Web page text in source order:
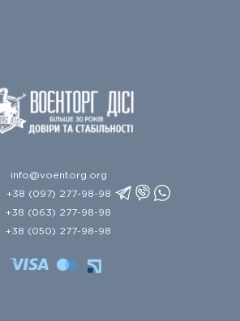
info@voentorg.org
+38 (097) 277-98-98
+38 (063) 277-98-98
+38 (050) 277-98-98